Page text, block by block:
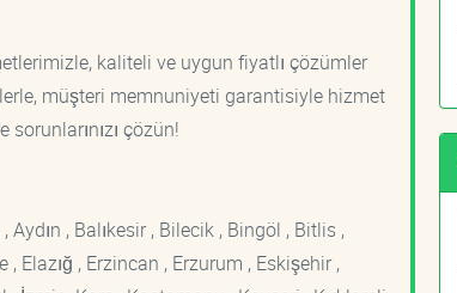
kaliteli ve uygun fiyatlı çözümler
müşteri memnuniyeti garantisiyle hizmet
çözün!
, Balıkesir , Bilecik , Bingöl , Bitlis ,
, Elazığ , Erzincan , Erzurum , Eskişehir ,